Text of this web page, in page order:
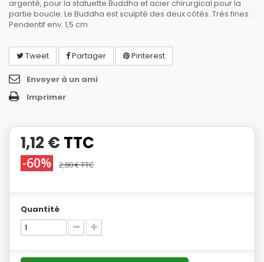
argenté, pour la statuette Buddha et acier chirurgical pour la
partie boucle. Le Buddha est sculpté des deux côtés. Très fines.
Pendentif env. 1,5 cm.
Tweet Partager Pinterest
Envoyer à un ami
Imprimer
1,12 € TTC
-60% 2,80 €TTC
Quantité